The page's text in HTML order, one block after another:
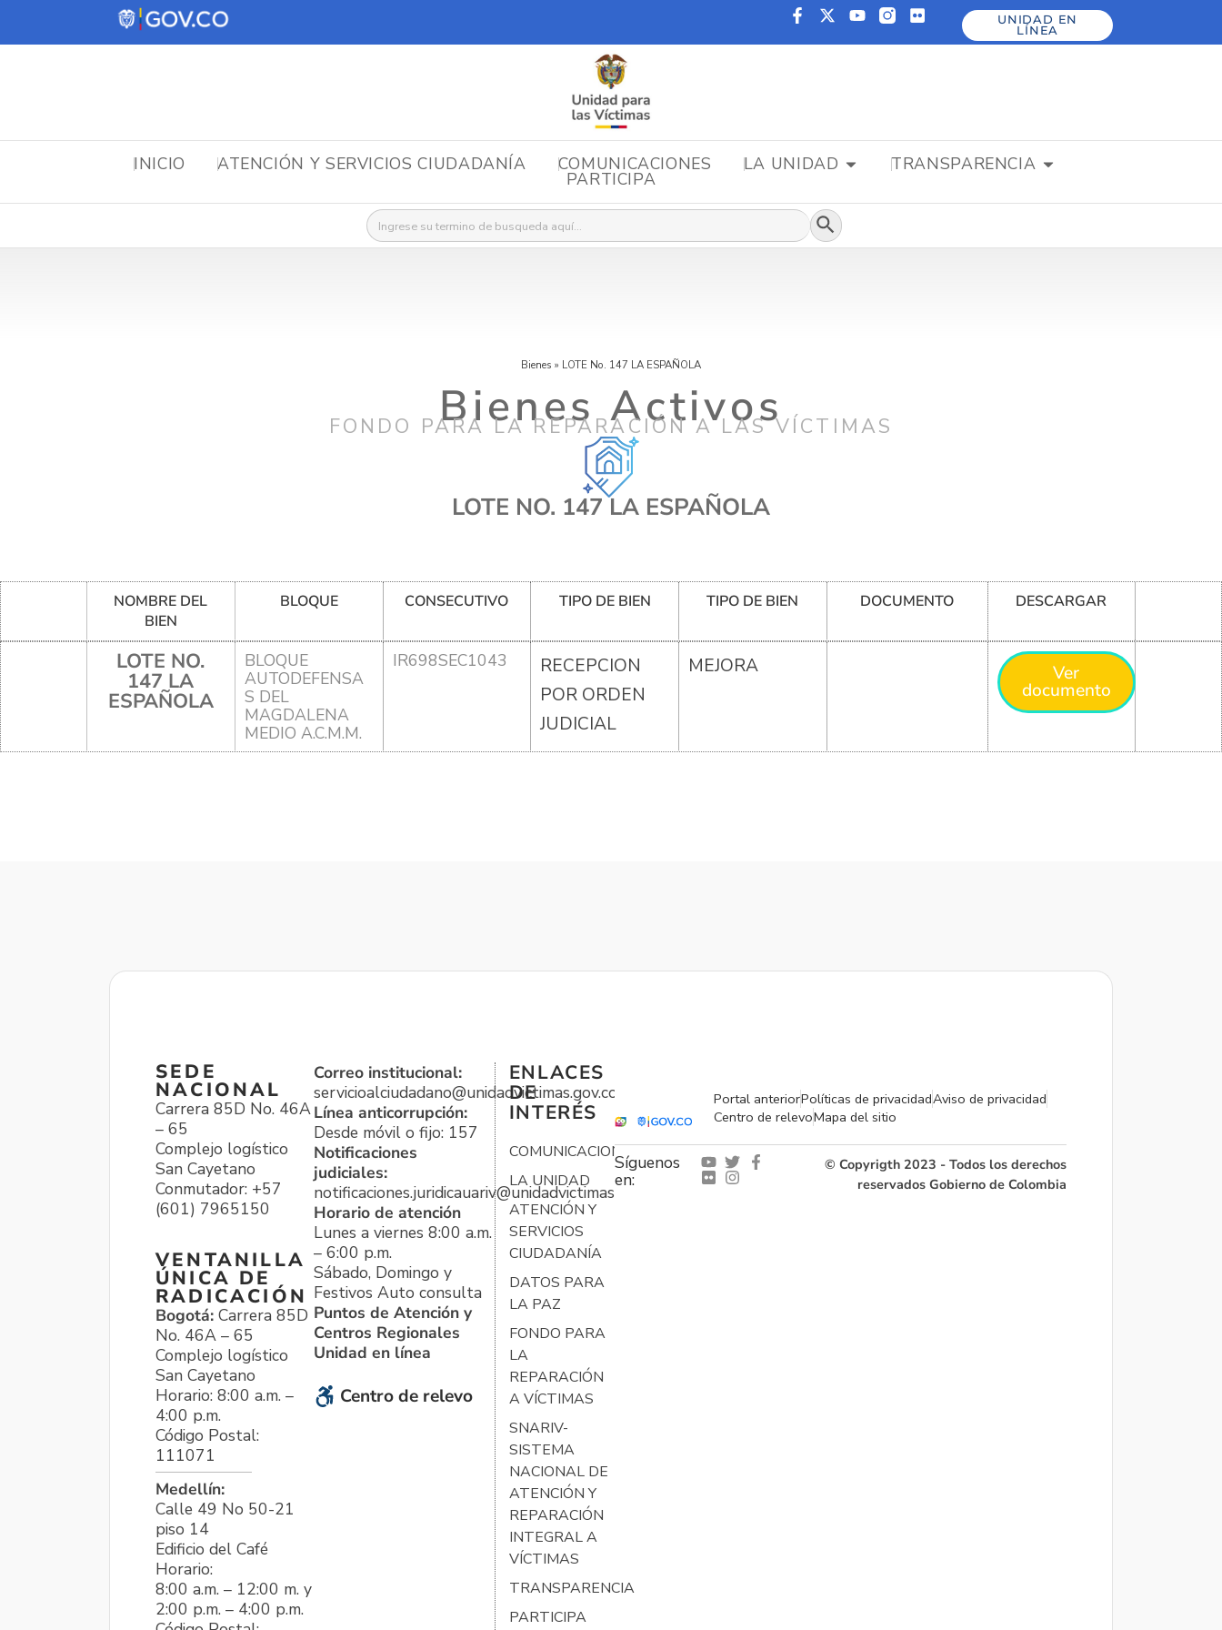
UNIDAD EN
LÍNEA
INICIO ATENCIÓN Y SERVICIOS CIUDADANÍA COMUNICACIONES LA UNIDAD TRANSPARENCIA
PARTICIPA
Buscar: Botón de búsqueda
Bienes » LOTE No. 147 LA ESPAÑOLA
Bienes Activos
FONDO PARA LA REPARACIÓN A LAS VÍCTIMAS
LOTE NO. 147 LA ESPAÑOLA
NOMBRE DEL
BIEN
BLOQUE CONSECUTIVO TIPO DE BIEN TIPO DE BIEN DOCUMENTO DESCARGAR
LOTE NO.
147 LA
ESPAÑOLA
BLOQUE
AUTODEFENSA
S DEL
MAGDALENA
MEDIO A.C.M.M.
IR698SEC1043
RECEPCION
POR ORDEN
JUDICIAL
MEJORA Ver
documento
SEDE
NACIONAL
Carrera 85D No. 46A
– 65
Complejo logístico
San Cayetano
Conmutador: +57
(601) 7965150
VENTANILLA
ÚNICA DE
RADICACIÓN
Bogotá: Carrera 85D
No. 46A – 65
Complejo logístico
San Cayetano
Horario: 8:00 a.m. –
4:00 p.m.
Código Postal:
111071
Medellín:
Calle 49 No 50-21
piso 14
Edificio del Café
Horario:
8:00 a.m. – 12:00 m. y
2:00 p.m. – 4:00 p.m.
Correo institucional:
servicioalciudadano@unidadvictimas.gov.co
Línea anticorrupción:
Desde móvil o fijo: 157
Notificaciones
judiciales:
notificaciones.juridicauariv@unidadvictimas.gov.co
Horario de atención
Lunes a viernes 8:00 a.m.
– 6:00 p.m.
Sábado, Domingo y
Festivos Auto consulta
Puntos de Atención y
Centros Regionales
Unidad en línea
Centro de relevo
ENLACES
DE
INTERÉS
COMUNICACIONES
LA UNIDAD
ATENCIÓN Y
SERVICIOS
CIUDADANÍA
DATOS PARA
LA PAZ
FONDO PARA
LA
REPARACIÓN
A VÍCTIMAS
SNARIV-
SISTEMA
NACIONAL DE
ATENCIÓN Y
REPARACIÓN
INTEGRAL A
VÍCTIMAS
TRANSPARENCIA
PARTICIPA
Portal anteriorPolíticas de privacidadAviso de privacidad
Centro de relevoMapa del sitio
Síguenos
en:
© Copyrigth 2023 - Todos los derechos
reservados Gobierno de Colombia